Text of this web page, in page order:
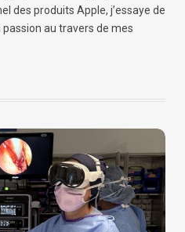
des produits Apple, j’essaye de
au travers de mes